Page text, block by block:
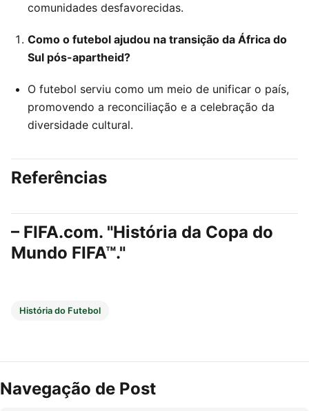
comunidades desfavorecidas.
Como o futebol ajudou na transição da África do
Sul pós-apartheid?
O futebol serviu como um meio de unificar o país,
promovendo a reconciliação e a celebração da
diversidade cultural.
Referências
– FIFA.com. "História da Copa do
Mundo FIFA™."
História do Futebol
Navegação de Post